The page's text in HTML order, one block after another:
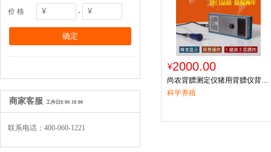
价 格 -
商家客服 工作日8:00-18:00
联系电话：400-060-1221
¥2000.00
尚农背膘测定仪猪用背膘仪背膘
测定仪猪用背标仪种猪背膘仪动
科学养殖